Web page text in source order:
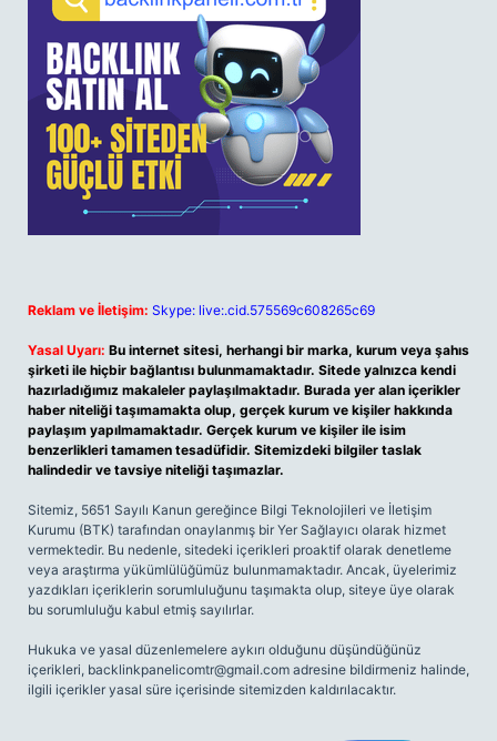
Reklam ve İletişim: Skype: live:.cid.575569c608265c69
Yasal Uyarı: Bu internet sitesi, herhangi bir marka, kurum veya şahıs
şirketi ile hiçbir bağlantısı bulunmamaktadır. Sitede yalnızca kendi
hazırladığımız makaleler paylaşılmaktadır. Burada yer alan içerikler
haber niteliği taşımamakta olup, gerçek kurum ve kişiler hakkında
paylaşım yapılmamaktadır. Gerçek kurum ve kişiler ile isim
benzerlikleri tamamen tesadüfidir. Sitemizdeki bilgiler taslak
halindedir ve tavsiye niteliği taşımazlar.
Sitemiz, 5651 Sayılı Kanun gereğince Bilgi Teknolojileri ve İletişim
Kurumu (BTK) tarafından onaylanmış bir Yer Sağlayıcı olarak hizmet
vermektedir. Bu nedenle, sitedeki içerikleri proaktif olarak denetleme
veya araştırma yükümlülüğümüz bulunmamaktadır. Ancak, üyelerimiz
yazdıkları içeriklerin sorumluluğunu taşımakta olup, siteye üye olarak
bu sorumluluğu kabul etmiş sayılırlar.
Hukuka ve yasal düzenlemelere aykırı olduğunu düşündüğünüz
içerikleri, backlinkpanelicomtr@gmail.com adresine bildirmeniz halinde,
ilgili içerikler yasal süre içerisinde sitemizden kaldırılacaktır.